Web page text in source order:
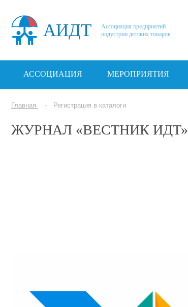
АИДТ
Ассоциация предприятий
индустрии детских товаров
АССОЦИАЦИЯ МЕРОПРИЯТИЯ
Главная Регистрация в каталоги
ЖУРНАЛ «ВЕСТНИК ИДТ»